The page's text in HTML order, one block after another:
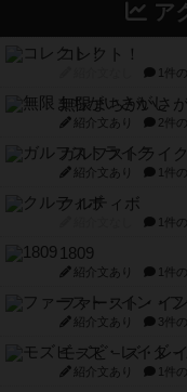
ア
コレクト！
1件
無限まちがいさが
紹介文あり 2件
ガルフストライク
紹介文あり 1件
クルティボ
1件
1809
紹介文あり 1件
ファースト・イ
紹介文あり 3件
モズビ－ズ・レ
紹介文あり 1件